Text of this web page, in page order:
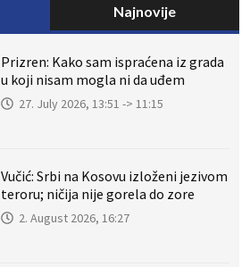
Najnovije
Prizren: Kako sam ispraćena iz grada
u koji nisam mogla ni da uđem
27. July 2026, 13:51 -> 11:15
Vučić: Srbi na Kosovu izloženi jezivom
teroru; ničija nije gorela do zore
2. August 2026, 16:27